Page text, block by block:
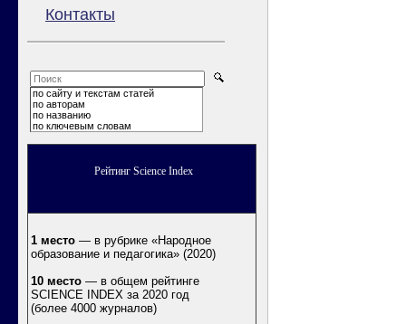
Контакты
по сайту и текстам статей
по авторам
по названию
по ключевым словам
Рейтинг Science Index
1 место — в рубрике «Народное
образование и педагогика» (2020)
10 место — в общем рейтинге
SCIENCE INDEX за 2020 год
(более 4000 журналов)